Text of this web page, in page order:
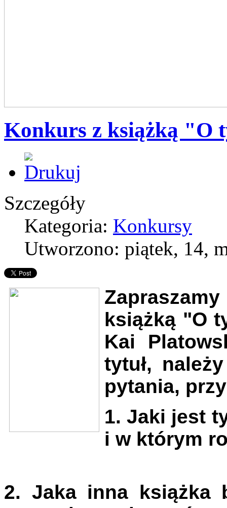
Konkurs z książką "O
Szczegóły
Kategoria: Konkursy
Utworzono: piątek, 14,
książką "O
Kai
tytuł,
pytania,
1. Jaki jest
i w którym
2. Jaka inna książka